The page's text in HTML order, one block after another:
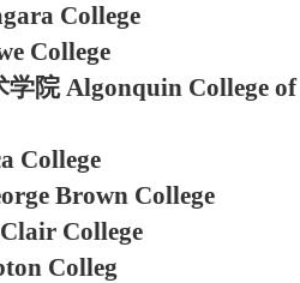
College
College
院 Algonquin College
College
Brown College
College
Colleg